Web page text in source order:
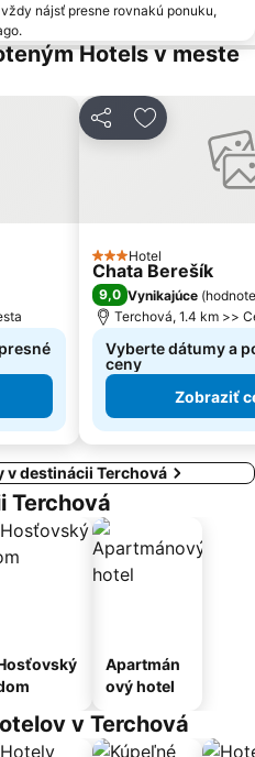
Klenovec Skorušina
Letisko Žilina
Žilina-Bánová
Wisla Centrum
nájsť presne rovnakú ponuku,
Hotels v meste
ZdieľaťPridať do
3 Počet hviezdičiek
Hotel
Chata Berešík
9,0 Vynikajúce (
Terchová, 1.4 km >>
Vyberte dátumy a
ceny
Zobraziť
destinácii Terchová
Terchová
Apartmán
ový hotel
v Terchová